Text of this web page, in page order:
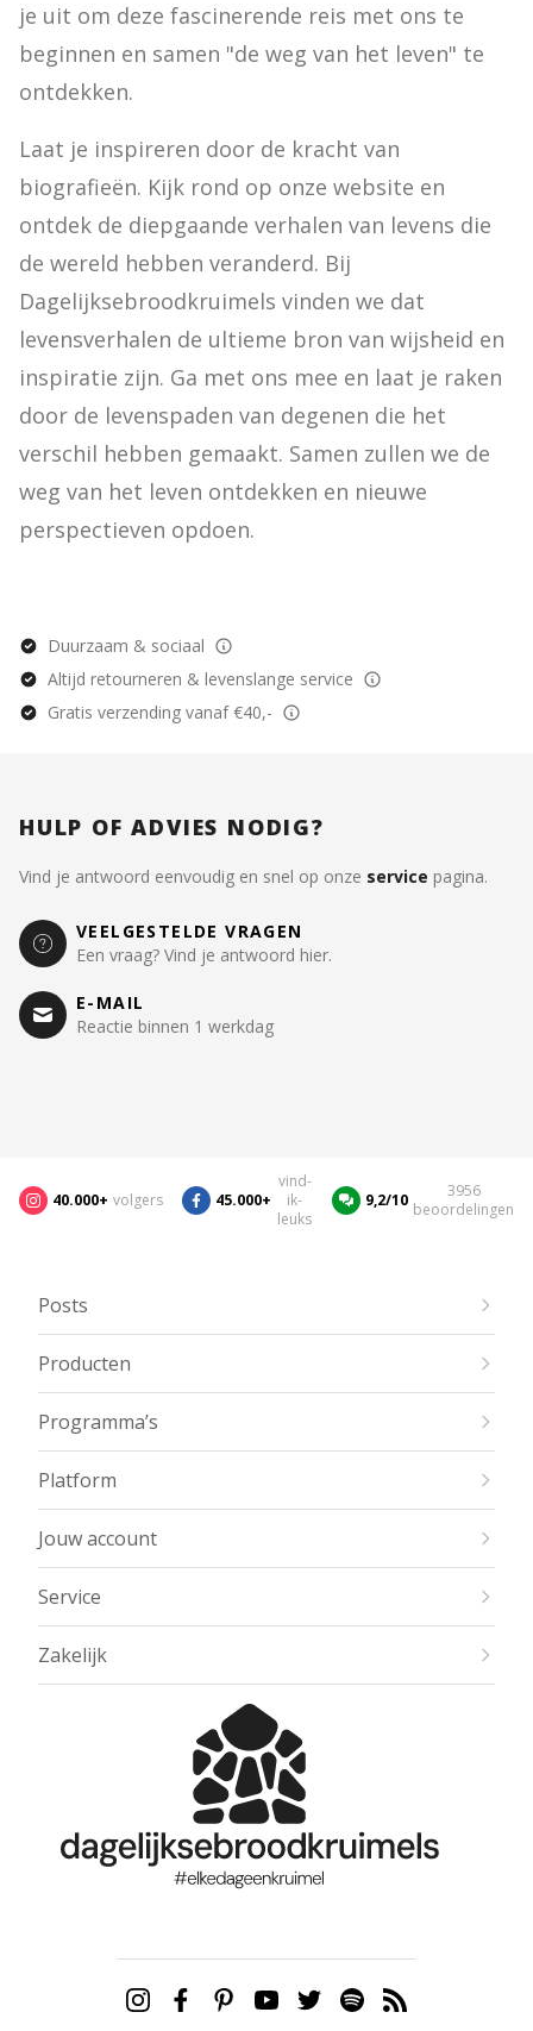
je uit om deze fascinerende reis met ons te
beginnen en samen "de weg van het leven" te
ontdekken.
Laat je inspireren door de kracht van
biografieën. Kijk rond op onze website en
ontdek de diepgaande verhalen van levens die
de wereld hebben veranderd. Bij
Dagelijksebroodkruimels vinden we dat
levensverhalen de ultieme bron van wijsheid en
inspiratie zijn. Ga met ons mee en laat je raken
door de levenspaden van degenen die het
verschil hebben gemaakt. Samen zullen we de
weg van het leven ontdekken en nieuwe
perspectieven opdoen.
Duurzaam & sociaal
Altijd retourneren & levenslange service
Gratis verzending vanaf €40,-
HULP OF ADVIES NODIG?
Vind je antwoord eenvoudig en snel op onze service pagina.
VEELGESTELDE VRAGEN
Een vraag? Vind je antwoord hier.
E-MAIL
Reactie binnen 1 werkdag
40.000+ volgers 45.000+
vind-
ik-
leuks
9,2/10
3956
beoordelingen
Posts
Producten
Programma’s
Platform
Jouw account
Service
Zakelijk